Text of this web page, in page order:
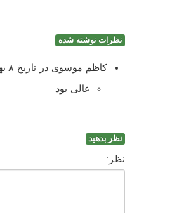
نظرات نوشته شده
کاظم موسوی در تاریخ ۸ بهمن ۱۴۰۲ نوشته
عالی بود
نظر بدهید
نظر: